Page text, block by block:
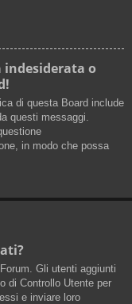
indesiderata o
di questa Board include
questi messaggi.
in modo che possa
Gli utenti aggiunti
di Controllo Utente per
e inviare loro